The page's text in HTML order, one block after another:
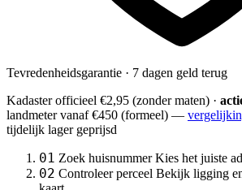
Tevredenheidsgarantie · 7 dagen geld terug
Kadaster officieel €2,95 (zonder maten) ·
landmetervanaf €450 (formeel) —
tijdelijk lager geprijsd
01 Zoek huisnummer Kies het juiste
02 Controleer perceel Bekijk ligging